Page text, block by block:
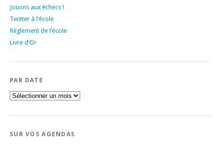
Jouons aux échecs !
Twitter à l’école
Règlement de l’école
Livre d’Or
PAR DATE
Par
date
SUR VOS AGENDAS